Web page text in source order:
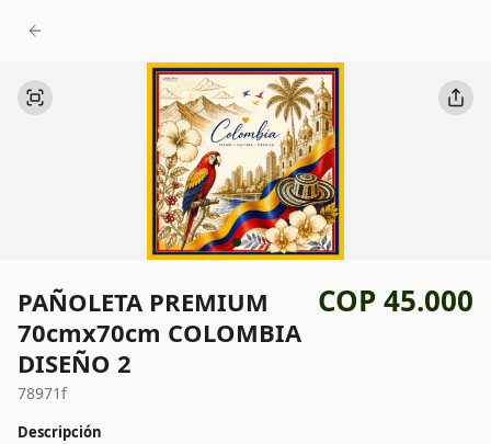
PAÑOLETA PREMIUM
70cmx70cm COLOMBIA
DISEÑO 2
COP 45.000
78971f
Descripción